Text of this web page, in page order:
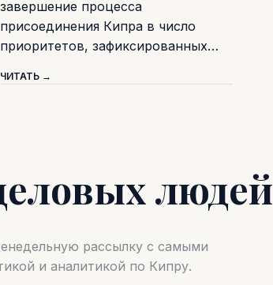
завершение процесса
присоединения Кипра в число
приоритетов, зафиксированных…
ЧИТАТЬ →
людей
рассылку с самыми
и аналитикой по Кипру.